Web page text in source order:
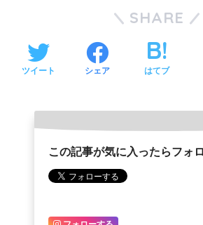
SHARE
ツイート シェア はてブ
この記事が気に入ったらフォ